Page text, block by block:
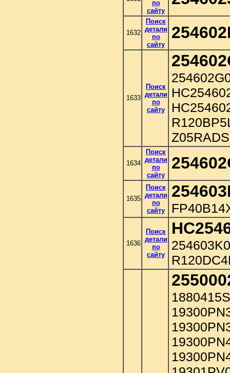
по
сайту
1632
Поиск
детали
по
сайту
1633
Поиск
детали
по
сайту
1634
Поиск
детали
по
сайту
1635
Поиск
детали
по
сайту
1636
Поиск
детали
по
сайту